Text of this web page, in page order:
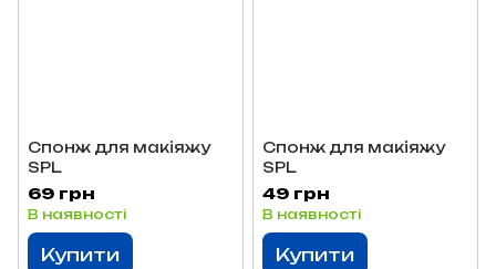
Спонж для макіяжу
SPL
69 грн
В наявності
Купити
Спонж для макіяжу
SPL
49 грн
В наявності
Купити